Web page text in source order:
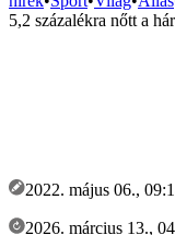
5,2 százalékra nőtt a
2022. május 06.,
2026. március 13.,